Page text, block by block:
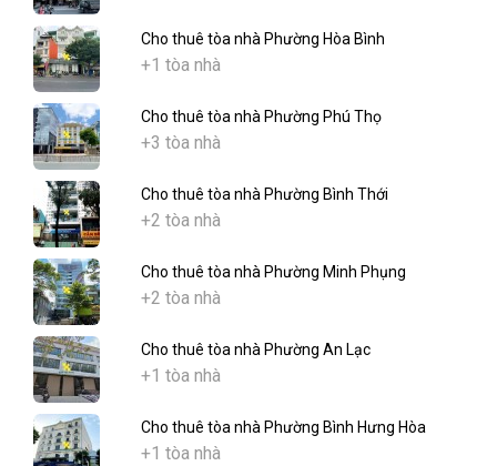
Cho thuê tòa nhà Phường Hòa Bình
+1 tòa nhà
Cho thuê tòa nhà Phường Phú Thọ
+3 tòa nhà
Cho thuê tòa nhà Phường Bình Thới
+2 tòa nhà
Cho thuê tòa nhà Phường Minh Phụng
+2 tòa nhà
Cho thuê tòa nhà Phường An Lạc
+1 tòa nhà
Cho thuê tòa nhà Phường Bình Hưng Hòa
+1 tòa nhà